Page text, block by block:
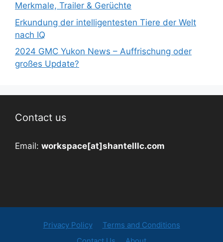
Merkmale, Trailer & Gerüchte
Erkundung der intelligentesten Tiere der Welt
nach IQ
2024 GMC Yukon News – Auffrischung oder
großes Update?
Contact us
Email: workspace[at]shantelllc.com
Privacy Policy
Terms and Conditions